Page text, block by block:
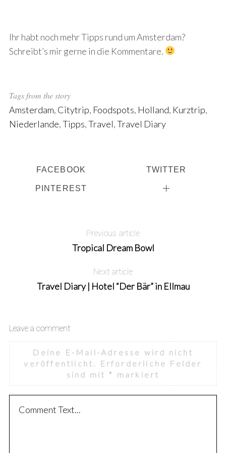
Ihr habt noch mehr Tipps rund um Amsterdam?
Schreibt’s mir gerne in die Kommentare.
Tags from the story
Amsterdam, Citytrip, Foodspots, Holland, Kurztrip,
Niederlande,Tipps,Travel,Travel Diary
FACEBOOK TWITTER
PINTEREST
Previous article
Tropical Dream Bowl
Next article
Travel Diary | Hotel “Der Bär” in Ellmau
Leave a comment
Deine E-Mail-Adresse wird nicht
veröffentlicht.
Erforderliche Felder
sind mit * markiert